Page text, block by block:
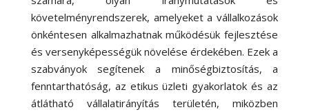
követelményrendszerek, amelyeket a vállalkozások
önkéntesen alkalmazhatnak működésük fejlesztése
és versenyképességük növelése érdekében. Ezek a
szabványok segítenek a minőségbiztosítás, a
fenntarthatóság, az etikus üzleti gyakorlatok és az
átlátható vállalatirányítás területén, miközben